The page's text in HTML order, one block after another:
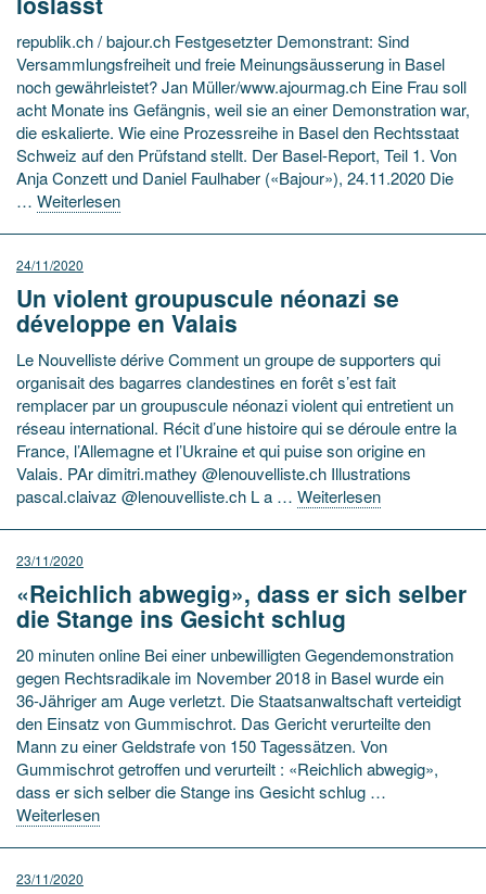
republik.ch / bajour.ch Festgesetzter Demonstrant: Sind
Versammlungs­freiheit und freie Meinungs­äusserung in Basel
noch gewährleistet? Jan Müller/www.ajourmag.ch Eine Frau soll
acht Monate ins Gefängnis, weil sie an einer Demonstration war,
die eskalierte. Wie eine Prozessreihe in Basel den Rechtsstaat
Schweiz auf den Prüfstand stellt. Der Basel-Report, Teil 1. Von
Anja Conzett und Daniel Faulhaber («Bajour»), 24.11.2020 Die
… Weiterlesen
24/11/2020
Un violent groupuscule néonazi se
développe en Valais
Le Nouvelliste dérive Comment un groupe de supporters qui
organisait des bagarres clandestines en forêt s’est fait
remplacer par un groupuscule néonazi violent qui entretient un
réseau international. Récit d’une histoire qui se déroule entre la
France, l’Allemagne et l’Ukraine et qui puise son origine en
Valais. PAr dimitri.mathey @lenouvelliste.ch Illustrations
pascal.claivaz @lenouvelliste.ch L a … Weiterlesen
23/11/2020
«Reichlich abwegig», dass er sich selber
die Stange ins Gesicht schlug
20 minuten online Bei einer unbewilligten Gegendemonstration
gegen Rechtsradikale im November 2018 in Basel wurde ein
36-Jähriger am Auge verletzt. Die Staatsanwaltschaft verteidigt
den Einsatz von Gummischrot. Das Gericht verurteilte den
Mann zu einer Geldstrafe von 150 Tagessätzen. Von
Gummischrot getroffen und verurteilt : «Reichlich abwegig»,
dass er sich selber die Stange ins Gesicht schlug …
Weiterlesen
23/11/2020